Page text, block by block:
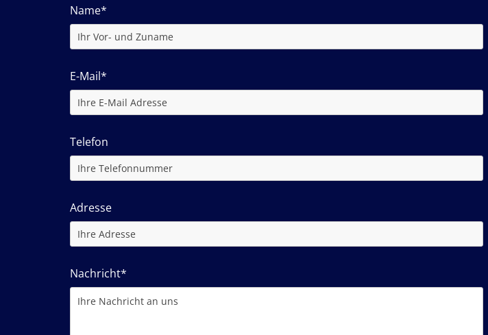
Name*
E-Mail*
Telefon
Adresse
Nachricht*